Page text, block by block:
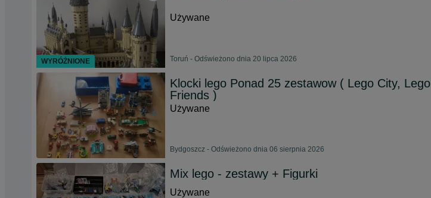
Używane
Toruń - Odświeżono dnia 20 lipca 2026
Klocki lego Ponad 25 zestawow ( Lego City, Lego
Friends )
Używane
Bydgoszcz - Odświeżono dnia 06 sierpnia 2026
Mix lego - zestawy + Figurki
Używane
WYRÓŻNIONE